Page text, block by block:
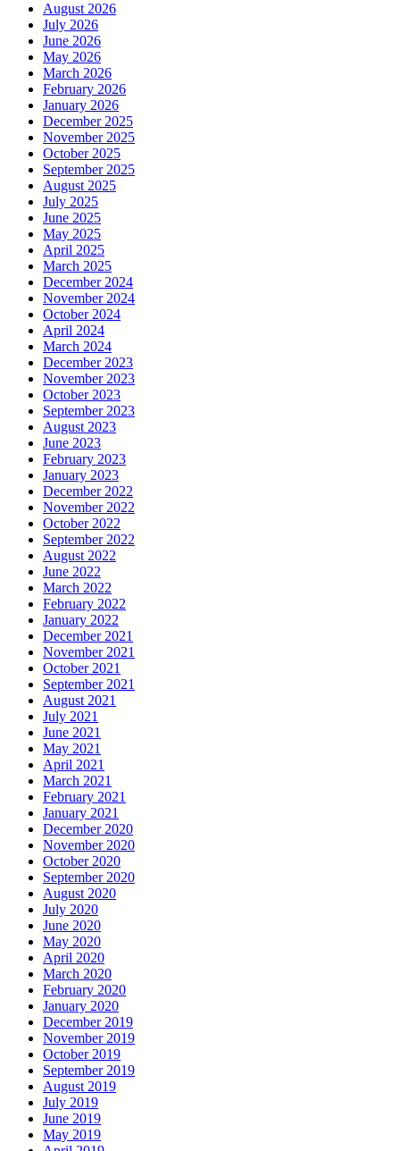
August 2026
July 2026
June 2026
May 2026
March 2026
February 2026
January 2026
December 2025
November 2025
October 2025
September 2025
August 2025
July 2025
June 2025
May 2025
April 2025
March 2025
December 2024
November 2024
October 2024
April 2024
March 2024
December 2023
November 2023
October 2023
September 2023
August 2023
June 2023
February 2023
January 2023
December 2022
November 2022
October 2022
September 2022
August 2022
June 2022
March 2022
February 2022
January 2022
December 2021
November 2021
October 2021
September 2021
August 2021
July 2021
June 2021
May 2021
April 2021
March 2021
February 2021
January 2021
December 2020
November 2020
October 2020
September 2020
August 2020
July 2020
June 2020
May 2020
April 2020
March 2020
February 2020
January 2020
December 2019
November 2019
October 2019
September 2019
August 2019
July 2019
June 2019
May 2019